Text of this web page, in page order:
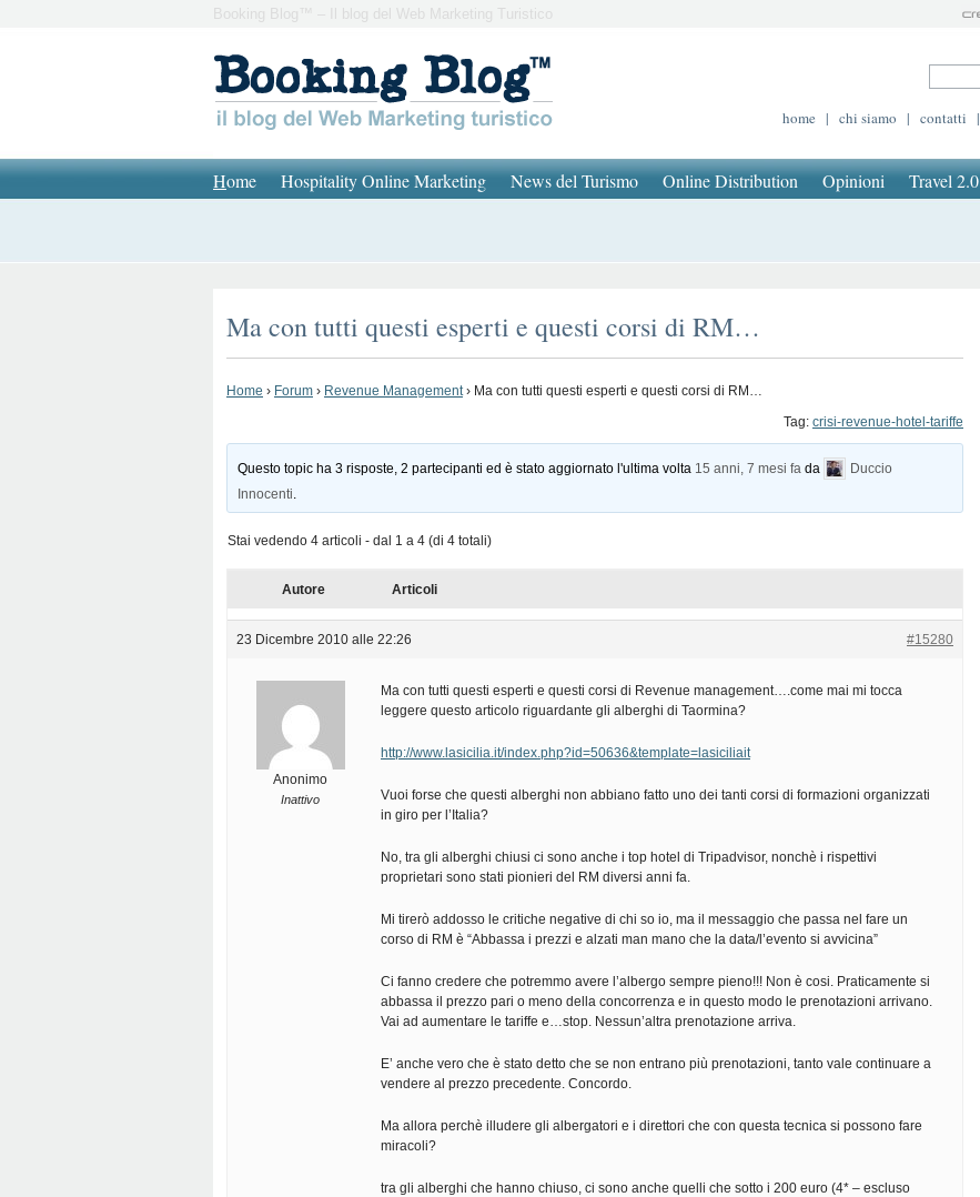
Booking Blog™ – Il blog del Web Marketing Turistico
home | chi siamo | contatti |
Home Hospitality Online Marketing News del Turismo Online Distribution Opinioni Travel 2.0
Ma con tutti questi esperti e questi corsi di RM…
Home › Forum › Revenue Management › Ma con tutti questi esperti e questi corsi di RM…
Tag: crisi-revenue-hotel-tariffe
Questo topic ha 3 risposte, 2 partecipanti ed è stato aggiornato l'ultima volta 15 anni, 7 mesi fa da
Duccio
Innocenti.
Stai vedendo 4 articoli - dal 1 a 4 (di 4 totali)
Autore Articoli
23 Dicembre 2010 alle 22:26 #15280
Anonimo
Inattivo
Ma con tutti questi esperti e questi corsi di Revenue management….come mai mi tocca
leggere questo articolo riguardante gli alberghi di Taormina?
http://www.lasicilia.it/index.php?id=50636&template=lasiciliait
Vuoi forse che questi alberghi non abbiano fatto uno dei tanti corsi di formazioni organizzati
in giro per l’Italia?
No, tra gli alberghi chiusi ci sono anche i top hotel di Tripadvisor, nonchè i rispettivi
proprietari sono stati pionieri del RM diversi anni fa.
Mi tirerò addosso le critiche negative di chi so io, ma il messaggio che passa nel fare un
corso di RM è “Abbassa i prezzi e alzati man mano che la data/l’evento si avvicina”
Ci fanno credere che potremmo avere l’albergo sempre pieno!!! Non è cosi. Praticamente si
abbassa il prezzo pari o meno della concorrenza e in questo modo le prenotazioni arrivano.
Vai ad aumentare le tariffe e…stop. Nessun’altra prenotazione arriva.
E’ anche vero che è stato detto che se non entrano più prenotazioni, tanto vale continuare a
vendere al prezzo precedente. Concordo.
Ma allora perchè illudere gli albergatori e i direttori che con questa tecnica si possono fare
miracoli?
tra gli alberghi che hanno chiuso, ci sono anche quelli che sotto i 200 euro (4* – escluso